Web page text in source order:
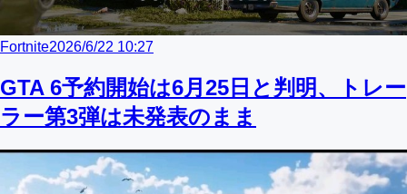
Fortnite2026/6/22 10:27
GTA 6予約開始は6月25日と判明、トレー
ラー第3弾は未発表のまま